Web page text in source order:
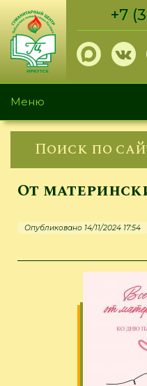
Перейти
основному
содержанию
+7
Меню
Поиск по
От
Опубликовано 14/11/2024 17:54